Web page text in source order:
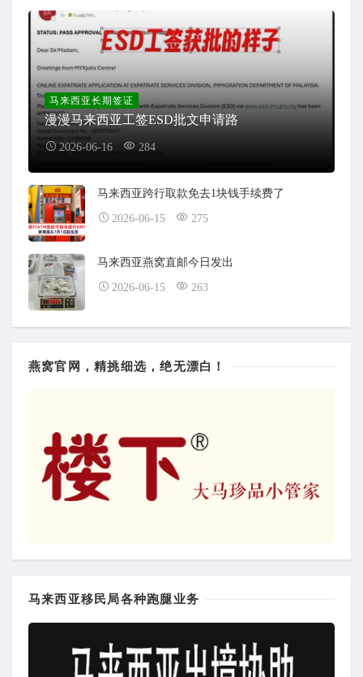
马来西亚长期签证
漫漫马来西亚工签ESD批文申请路
2026-06-16 284
马来西亚跨行取款免去1块钱手续费了
2026-06-15 275
马来西亚燕窝直邮今日发出
2026-06-15 263
燕窝官网，精挑细选，绝无漂白！
马来西亚移民局各种跑腿业务